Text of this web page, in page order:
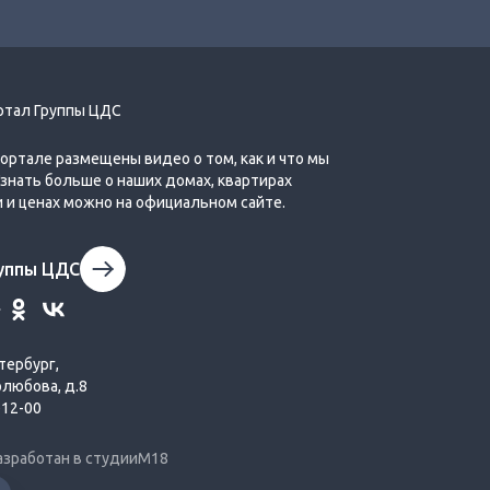
квартала ЦДС «Чёрная Речка»
Группы ЦДС
размещены видео о том, как и что мы
больше о наших домах, квартирах
и ценах можно на официальном сайте.
ЦДС
д.8
00
в студииМ18